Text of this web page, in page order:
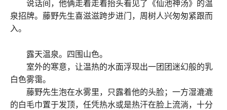
说话间，他俩走着走着抬头看见了《仙池神汤》的温
泉招牌。藤野先生喜滋滋跨步进门，周树人兴匆匆紧跟而
入。
露天温泉。四围山色。
室外的寒意，让温热的水面浮现出一团团迷幻般的乳
白色雾霭。
藤野先生泡在水雾里，只露着他的头脸；一方湿漉漉
的白毛巾置于发顶，任凭热水或是热汗在脸上流淌，十分